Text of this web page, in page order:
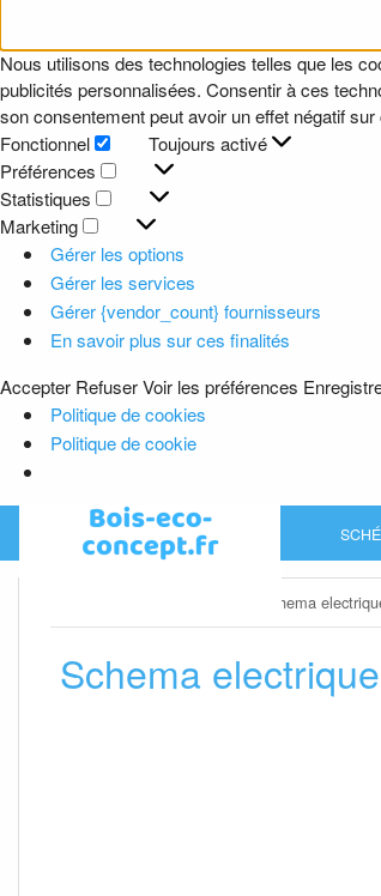
Nous utilisons des technologies telles que les
publicités personnalisées. Consentir à ces
son consentement peut avoir un effet négatif
Fonctionnel
Fonctionnel
Toujours activé
Préférences
Préférences
Statistiques
Statistiques
Marketing
Marketing
Gérer les options
Gérer les services
Gérer {vendor_count} fournisseurs
En savoir plus sur ces finalités
Accepter RefuserVoir les préférences
Politique de cookies
Politique de cookie
Schema
Schema